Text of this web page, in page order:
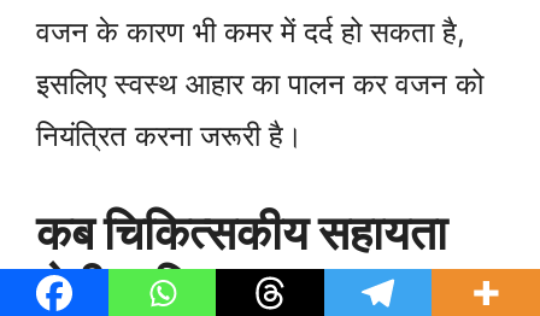
वजन के कारण भी कमर में दर्द हो सकता है,
इसलिए स्वस्थ आहार का पालन कर वजन को
नियंत्रित करना जरूरी है।
कब चिकित्सकीय सहायता
लेनी चाहिए?